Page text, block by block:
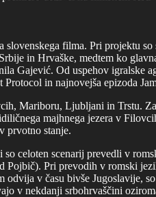
filma. Pri projektu
in Hrvaške, medtem ko
Gajević. Od uspehov igralske
in najnovejša epizoda
Mariboru, Ljubljani in Trstu.
majhnega jezera v
prvotno stanje.
celoten scenarij prevedli v
Pojbič). Pri prevodih v romski
v času bivše Jugoslavije,
v nekdanji srbohrvaščini